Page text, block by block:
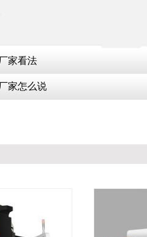
家看法
家怎么说